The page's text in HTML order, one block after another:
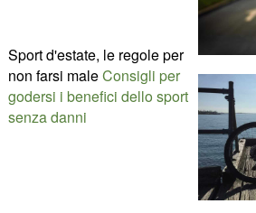
Sport d'estate, le regole per
non farsi maleConsigli per
godersi i benefici dello sport
senza danni